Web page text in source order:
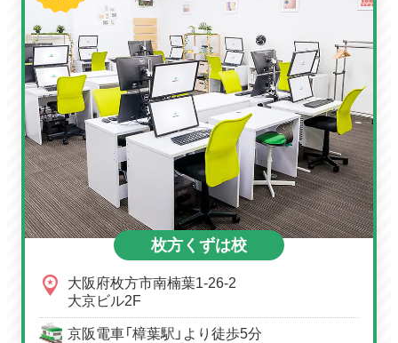
枚方くずは校
大阪府枚方市南楠葉1-26-2
大京ビル2F
京阪電車「樟葉駅」より徒歩5分